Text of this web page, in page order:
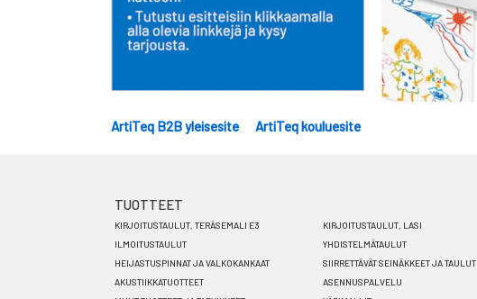
ArtiTeq B2B yleisesite ArtiTeq kouluesite
Footer
menu
FI
TUOTTEET
KIRJOITUSTAULUT, TERÄSEMALI E3
KIRJOITUSTAULUT, LASI
ILMOITUSTAULUT
YHDISTELMÄTAULUT
HEIJASTUSPINNAT JA VALKOKANKAAT
SIIRRETTÄVÄT SEINÄKKEET JA TAULUT
AKUSTIIKKATUOTTEET
ASENNUSPALVELU